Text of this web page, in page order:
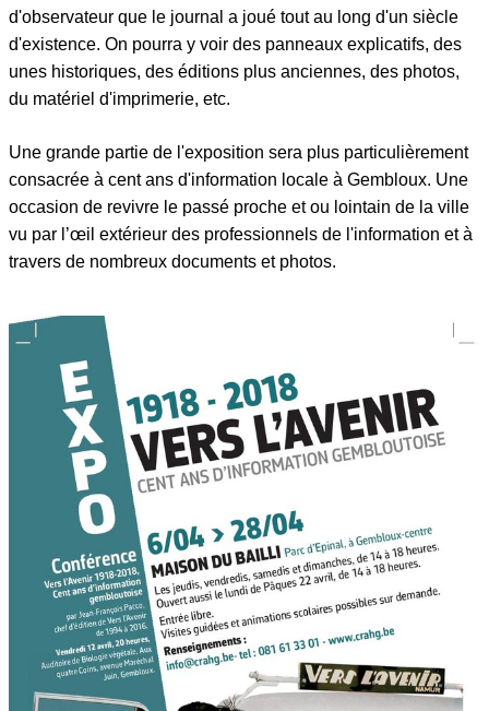
d'observateur que le journal a joué tout au long d'un siècle
d'existence. On pourra y voir des panneaux explicatifs, des
unes historiques, des éditions plus anciennes, des photos,
du matériel d'imprimerie, etc.
Une grande partie de l'exposition sera plus particulièrement
consacrée à cent ans d'information locale à Gembloux. Une
occasion de revivre le passé proche et ou lointain de la ville
vu par l’œil extérieur des professionnels de l'information et à
travers de nombreux documents et photos.